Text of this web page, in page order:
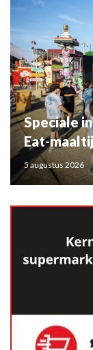
Speciale
Eat-
5 augustus 2026